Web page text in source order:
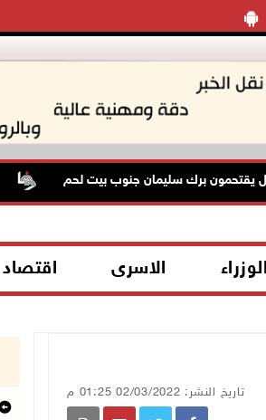
برك سليمان جنوب بيت لحم
الاسرى اقتصاد
تاريخ النشر: 02/03/2022 01:25 م